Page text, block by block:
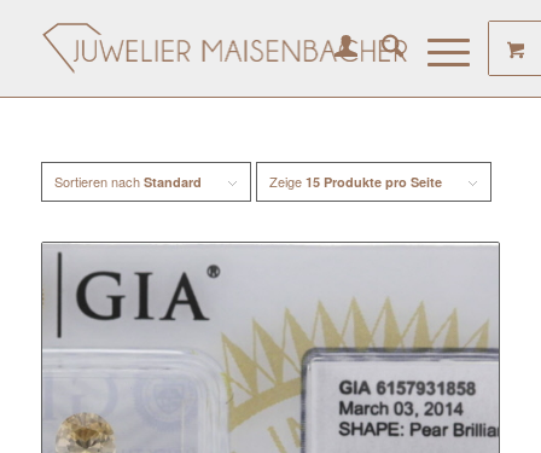
Sortieren nach Standard Zeige 15 Produkte pro Seite